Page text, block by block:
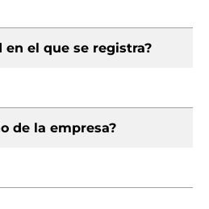
en el que se registra?
de la empresa?